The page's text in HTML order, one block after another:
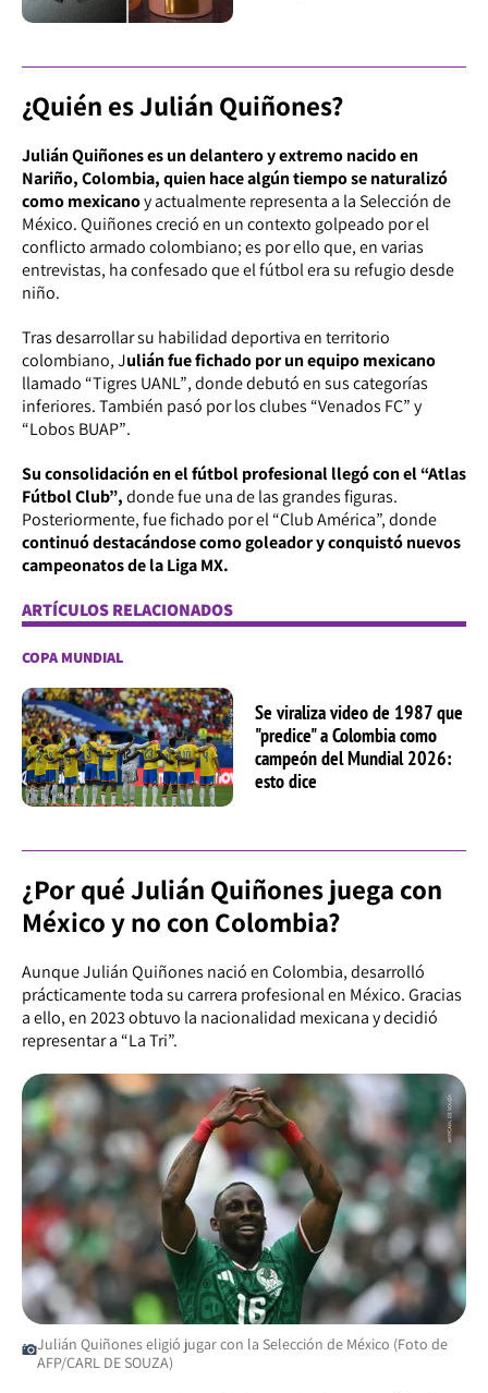
¿Quién es Julián Quiñones?
Julián Quiñones es un delantero y extremo nacido en
Nariño, Colombia, quien hace algún tiempo se naturalizó
como mexicanoy actualmente representa a la Selección de
México. Quiñones creció en un contexto golpeado por el
conflicto armado colombiano; es por ello que, en varias
entrevistas, ha confesado que el fútbol era su refugio desde
niño.
Tras desarrollar su habilidad deportiva en territorio
colombiano, Julián fue fichado por un equipo mexicano
llamado “Tigres UANL”, donde debutó en sus categorías
inferiores. También pasó por los clubes “Venados FC” y
“Lobos BUAP”.
Su consolidación en el fútbol profesional llegó con el“Atlas
Fútbol Club”,donde fue una de las grandes figuras.
Posteriormente, fue fichado por el “Club América”, donde
continuó destacándose como goleador y conquistó nuevos
campeonatos de la Liga MX.
ARTÍCULOS RELACIONADOS
COPA MUNDIAL
Se viraliza video de 1987 que
"predice" a Colombia como
campeón del Mundial 2026:
esto dice
¿Por qué Julián Quiñones juega con
México y no con Colombia?
Aunque Julián Quiñones nació en Colombia, desarrolló
prácticamente toda su carrera profesional en México. Gracias
a ello, en 2023 obtuvo la nacionalidad mexicana y decidió
representar a “La Tri”.
Julián Quiñones eligió jugar con la Selección de México (Foto de
AFP/CARL DE SOUZA)